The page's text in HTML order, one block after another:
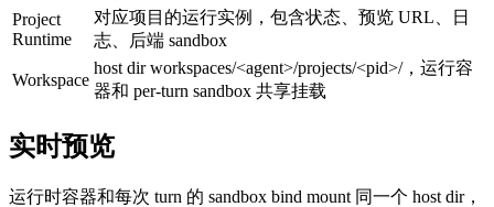
Project
Runtime
对应项目的运行实例，包含状态、预览 URL、日
志、后端 sandbox
Workspace
host dir workspaces/<agent>/projects/<pid>/，运行容
器和 per-turn sandbox 共享挂载
实时预览
运行时容器和每次 turn 的 sandbox bind mount 同一个 host dir，